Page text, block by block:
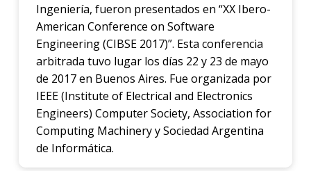
Ingeniería, fueron presentados en “XX Ibero-
American Conference on Software
Engineering (CIBSE 2017)”. Esta conferencia
arbitrada tuvo lugar los días 22 y 23 de mayo
de 2017 en Buenos Aires. Fue organizada por
IEEE (Institute of Electrical and Electronics
Engineers) Computer Society, Association for
Computing Machinery y Sociedad Argentina
de Informática.